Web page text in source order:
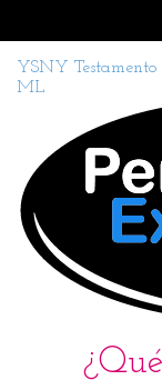
YSNY Testamento
ML